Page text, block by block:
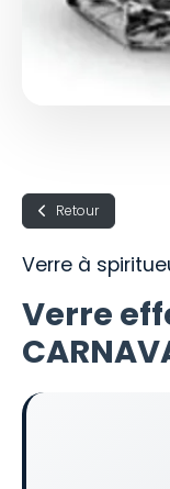
Retour
Verre à
Verre